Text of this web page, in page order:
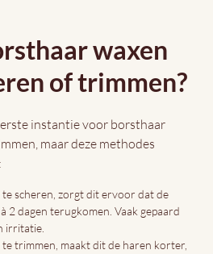
waxen
of trimmen?
instantie voor borsthaar
maar deze methodes
scheren, zorgt dit ervoor dat de
2 dagen terugkomen. Vaak gepaard
irritatie.
trimmen, maakt dit de haren korter,